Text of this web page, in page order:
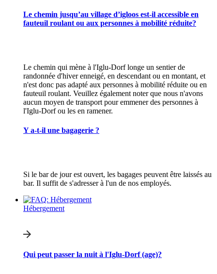
Le chemin jusqu’au village d’igloos est-il accessible en
fauteuil roulant ou aux personnes à mobilité réduite?
Le chemin qui mène à l'Iglu-Dorf longe un sentier de
randonnée d'hiver enneigé, en descendant ou en montant, et
n'est donc pas adapté aux personnes à mobilité réduite ou en
fauteuil roulant. Veuillez également noter que nous n'avons
aucun moyen de transport pour emmener des personnes à
l'Iglu-Dorf ou les en ramener.
Y a-t-il une bagagerie ?
Si le bar de jour est ouvert, les bagages peuvent être laissés au
bar. Il suffit de s'adresser à l'un de nos employés.
Hébergement
Qui peut passer la nuit à l'Iglu-Dorf (age)?